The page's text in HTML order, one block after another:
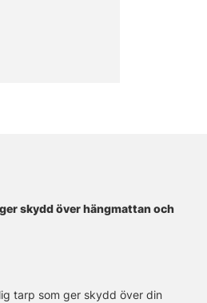
skydd över hängmattan och
tarp som ger skydd över din